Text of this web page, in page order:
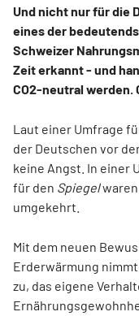
Und nicht nur für die
eines der
Schweizer
Zeit erkannt - und
CO2-neutral
Laut einer Umfrage
der Deutschen vor
keine Angst. In einer
für den Spiegelwaren
umgekehrt.
Mit dem neuen
Erderwärmung
zu, das eigene